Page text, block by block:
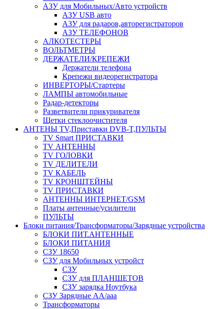
АЗУ для Мобильных/Авто устройств
АЗУ USB авто
АЗУ для радаров,авторегистраторов
АЗУ ТЕЛЕФОНОВ
АЛКОТЕСТЕРЫ
ВОЛЬТМЕТРЫ
ДЕРЖАТЕЛИ/КРЕПЕЖИ
Держатели телефона
Крепежи видеорегистратора
ИНВЕРТОРЫ/Стартеры
ЛАМПЫ автомобильные
Радар-детекторы
Разветвители прикуривателя
Щетки стеклоочистителя
АНТЕНЫ ТV,Приставки DVB-T,ПУЛЬТЫ
TV Smart ПРИСТАВКИ
TV АНТЕННЫ
TV ГОЛОВКИ
TV ДЕЛИТЕЛИ
TV КАБЕЛЬ
TV КРОНШТЕЙНЫ
TV ПРИСТАВКИ
АНТЕННЫ ИНТЕРНЕТ/GSM
Платы антенные/усилители
ПУЛЬТЫ
Блоки питания/Трансформаторы/Зарядные устройства
БЛОКИ ПИТ.АНТЕННЫЕ
БЛОКИ ПИТАНИЯ
СЗУ 18650
СЗУ для Мобильных устройст
СЗУ
СЗУ для ПЛАНШЕТОВ
СЗУ зарядка Ноутбука
СЗУ Зарядные АА/ааа
Трансформаторы